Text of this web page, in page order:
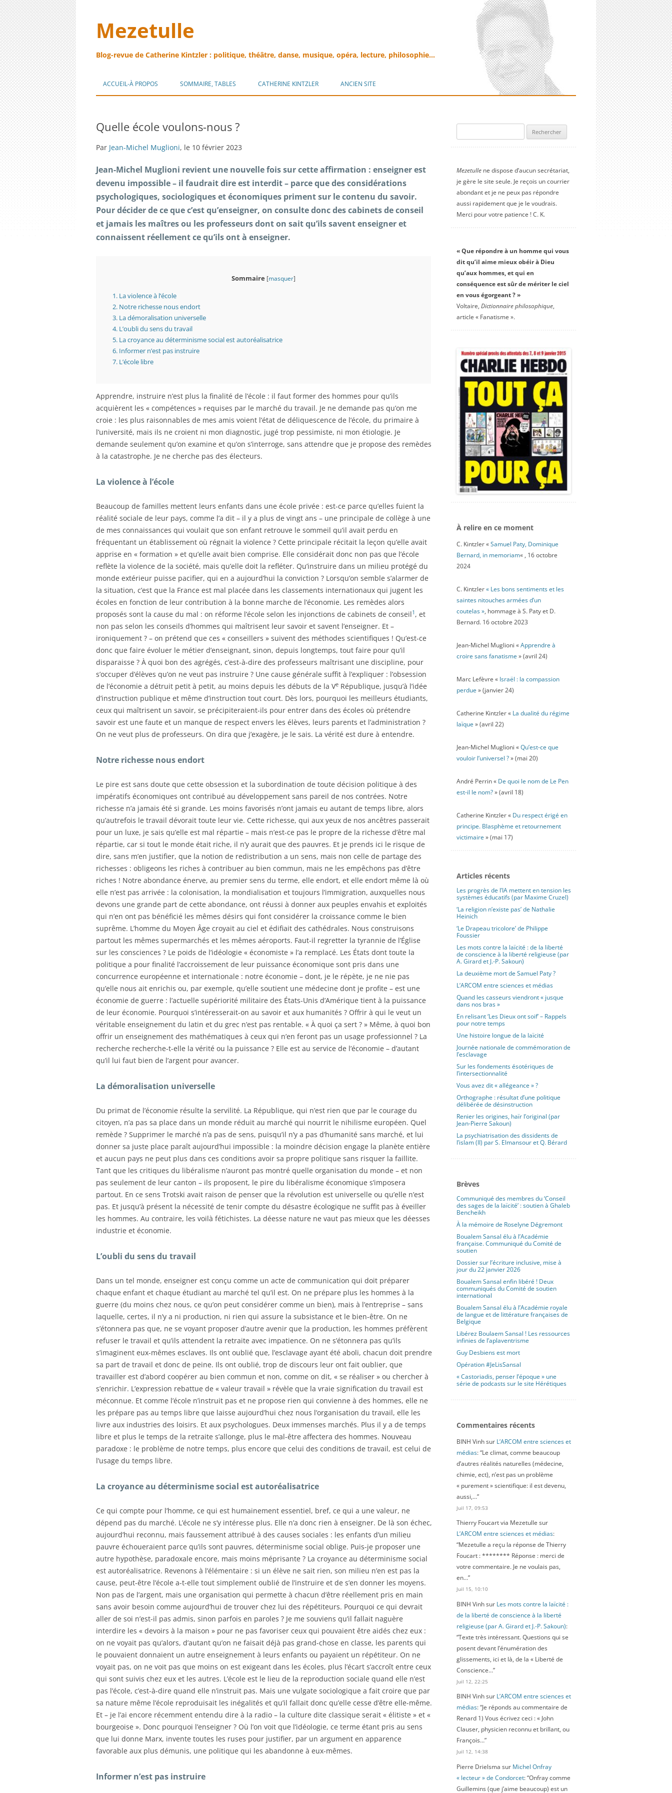
Mezetulle
Blog-revue de Catherine Kintzler : politique, théâtre, danse, musique, opéra, lecture, philosophie…
au
ACCUEIL-À PROPOS SOMMAIRE, TABLES CATHERINE KINTZLER ANCIEN SITE
Quelle école voulons-nous ?
Par Jean-Michel Muglioni, le 10 février 2023
Jean-Michel Muglioni revient une nouvelle fois sur cette affirmation : enseigner est
devenu impossible – il faudrait dire est interdit – parce que des considérations
psychologiques, sociologiques et économiques priment sur le contenu du savoir.
Pour décider de ce que c’est qu’enseigner, on consulte donc des cabinets de conseil
et jamais les maîtres ou les professeurs dont on sait qu’ils savent enseigner et
connaissent réellement ce qu’ils ont à enseigner.
Sommaire [masquer]
1. La violence à l’école
2. Notre richesse nous endort
3. La démoralisation universelle
4. L’oubli du sens du travail
5. La croyance au déterminisme social est autoréalisatrice
6. Informer n’est pas instruire
7. L’école libre
Apprendre, instruire n’est plus la finalité de l’école : il faut former des hommes pour qu’ils
acquièrent les « compétences » requises par le marché du travail. Je ne demande pas qu’on me
croie : les plus raisonnables de mes amis voient l’état de déliquescence de l’école, du primaire à
l’université, mais ils ne croient ni mon diagnostic, jugé trop pessimiste, ni mon étiologie. Je
demande seulement qu’on examine et qu’on s’interroge, sans attendre que je propose des remèdes
à la catastrophe. Je ne cherche pas des électeurs.
La violence à l’école
Beaucoup de familles mettent leurs enfants dans une école privée : est-ce parce qu’elles fuient la
réalité sociale de leur pays, comme l’a dit – il y a plus de vingt ans – une principale de collège à une
de mes connaissances qui voulait que son enfant retrouve le sommeil qu’il avait perdu en
fréquentant un établissement où régnait la violence ? Cette principale récitait la leçon qu’elle avait
apprise en « formation » et qu’elle avait bien comprise. Elle considérait donc non pas que l’école
reflète la violence de la société, mais qu’elle doit la refléter. Qu’instruire dans un milieu protégé du
monde extérieur puisse pacifier, qui en a aujourd’hui la conviction ? Lorsqu’on semble s’alarmer de
la situation, c’est que la France est mal placée dans les classements internationaux qui jugent les
écoles en fonction de leur contribution à la bonne marche de l’économie. Les remèdes alors
proposés sont la cause du mal : on réforme l’école selon les injonctions de cabinets de conseil1 , et
non pas selon les conseils d’hommes qui maîtrisent leur savoir et savent l’enseigner. Et –
ironiquement ? – on prétend que ces « conseillers » suivent des méthodes scientifiques ! Qu’est-ce
donc que faire évoluer le métier d’enseignant, sinon, depuis longtemps, tout faire pour qu’il
disparaisse ? À quoi bon des agrégés, c’est-à-dire des professeurs maîtrisant une discipline, pour
s’occuper d’élèves qu’on ne veut pas instruire ? Une cause générale suffit à l’expliquer : l’obsession
de l’économie a détruit petit à petit, au moins depuis les débuts de la Ve République, jusqu’à l’idée
d’instruction publique et même d’instruction tout court. Dès lors, pourquoi les meilleurs étudiants,
ceux qui maîtrisent un savoir, se précipiteraient-ils pour entrer dans des écoles où prétendre
savoir est une faute et un manque de respect envers les élèves, leurs parents et l’administration ?
On ne veut plus de professeurs. On dira que j’exagère, je le sais. La vérité est dure à entendre.
Notre richesse nous endort
Le pire est sans doute que cette obsession et la subordination de toute décision politique à des
impératifs économiques ont contribué au développement sans pareil de nos contrées. Notre
richesse n’a jamais été si grande. Les moins favorisés n’ont jamais eu autant de temps libre, alors
qu’autrefois le travail dévorait toute leur vie. Cette richesse, qui aux yeux de nos ancêtres passerait
pour un luxe, je sais qu’elle est mal répartie – mais n’est-ce pas le propre de la richesse d’être mal
répartie, car si tout le monde était riche, il n’y aurait que des pauvres. Et je prends ici le risque de
dire, sans m’en justifier, que la notion de redistribution a un sens, mais non celle de partage des
richesses : obligeons les riches à contribuer au bien commun, mais ne les empêchons pas d’être
riches ! Notre abondance énerve, au premier sens du terme, elle endort, et elle endort même là où
elle n’est pas arrivée : la colonisation, la mondialisation et toujours l’immigration, auxquelles nous
devons une grande part de cette abondance, ont réussi à donner aux peuples envahis et exploités
qui n’en ont pas bénéficié les mêmes désirs qui font considérer la croissance comme le bien
suprême. L’homme du Moyen Âge croyait au ciel et édifiait des cathédrales. Nous construisons
partout les mêmes supermarchés et les mêmes aéroports. Faut-il regretter la tyrannie de l’Église
sur les consciences ? Le poids de l’idéologie « économiste » l’a remplacé. Les États dont toute la
politique a pour finalité l’accroissement de leur puissance économique sont pris dans une
concurrence européenne et internationale : notre économie – dont, je le répète, je ne nie pas
qu’elle nous ait enrichis ou, par exemple, qu’elle soutient une médecine dont je profite – est une
économie de guerre : l’actuelle supériorité militaire des États-Unis d’Amérique tient à la puissance
de leur économie. Pourquoi s’intéresserait-on au savoir et aux humanités ? Offrir à qui le veut un
véritable enseignement du latin et du grec n’est pas rentable. « À quoi ça sert ? » Même, à quoi bon
offrir un enseignement des mathématiques à ceux qui n’en feront pas un usage professionnel ? La
recherche recherche-t-elle la vérité ou la puissance ? Elle est au service de l’économie – d’autant
qu’il lui faut bien de l’argent pour avancer.
La démoralisation universelle
Du primat de l’économie résulte la servilité. La République, qui n’est rien que par le courage du
citoyen, n’a pas sa place dans un monde réduit au marché qui nourrit le nihilisme européen. Quel
remède ? Supprimer le marché n’a pas de sens, puisqu’il n’y a pas d’humanité sans marché, et lui
donner sa juste place paraît aujourd’hui impossible : la moindre décision engage la planète entière
et aucun pays ne peut plus dans ces conditions avoir sa propre politique sans risquer la faillite.
Tant que les critiques du libéralisme n’auront pas montré quelle organisation du monde – et non
pas seulement de leur canton – ils proposent, le pire du libéralisme économique s’imposera
partout. En ce sens Trotski avait raison de penser que la révolution est universelle ou qu’elle n’est
pas. Et jusqu’à présent la nécessité de tenir compte du désastre écologique ne suffit pas à éveiller
les hommes. Au contraire, les voilà fétichistes. La déesse nature ne vaut pas mieux que les déesses
industrie et économie.
L’oubli du sens du travail
Dans un tel monde, enseigner est conçu comme un acte de communication qui doit préparer
chaque enfant et chaque étudiant au marché tel qu’il est. On ne prépare plus les hommes à la
guerre (du moins chez nous, ce qu’on peut considérer comme un bien), mais à l’entreprise – sans
laquelle, certes, il n’y a ni production, ni rien qui assure la subsistance et le bien-être. On ne
s’étonnera pas que, ne se voyant proposer d’autre avenir que la production, les hommes préfèrent
refuser le travail et qu’ils attendent la retraite avec impatience. On ne s’étonnera pas qu’ils
s’imaginent eux-mêmes esclaves. Ils ont oublié que, l’esclavage ayant été aboli, chacun doit prendre
sa part de travail et donc de peine. Ils ont oublié, trop de discours leur ont fait oublier, que
travailler est d’abord coopérer au bien commun et non, comme on dit, « se réaliser » ou chercher à
s’enrichir. L’expression rebattue de « valeur travail » révèle que la vraie signification du travail est
méconnue. Et comme l’école n’instruit pas et ne propose rien qui convienne à des hommes, elle ne
les prépare pas au temps libre que laisse aujourd’hui chez nous l’organisation du travail, elle les
livre aux industries des loisirs. Et aux psychologues. Deux immenses marchés. Plus il y a de temps
libre et plus le temps de la retraite s’allonge, plus le mal-être affectera des hommes. Nouveau
paradoxe : le problème de notre temps, plus encore que celui des conditions de travail, est celui de
l’usage du temps libre.
La croyance au déterminisme social est autoréalisatrice
Ce qui compte pour l’homme, ce qui est humainement essentiel, bref, ce qui a une valeur, ne
dépend pas du marché. L’école ne s’y intéresse plus. Elle n’a donc rien à enseigner. De là son échec,
aujourd’hui reconnu, mais faussement attribué à des causes sociales : les enfants d’un milieu
pauvre échoueraient parce qu’ils sont pauvres, déterminisme social oblige. Puis-je proposer une
autre hypothèse, paradoxale encore, mais moins méprisante ? La croyance au déterminisme social
est autoréalisatrice. Revenons à l’élémentaire : si un élève ne sait rien, son milieu n’en est pas la
cause, peut-être l’école a-t-elle tout simplement oublié de l’instruire et de s’en donner les moyens.
Non pas de l’argent, mais une organisation qui permette à chacun d’être réellement pris en main
sans avoir besoin comme aujourd’hui de trouver chez lui des répétiteurs. Pourquoi ce qui devrait
aller de soi n’est-il pas admis, sinon parfois en paroles ? Je me souviens qu’il fallait naguère
interdire les « devoirs à la maison » pour ne pas favoriser ceux qui pouvaient être aidés chez eux :
on ne voyait pas qu’alors, d’autant qu’on ne faisait déjà pas grand-chose en classe, les parents qui
le pouvaient donnaient un autre enseignement à leurs enfants ou payaient un répétiteur. On ne
voyait pas, on ne voit pas que moins on est exigeant dans les écoles, plus l’écart s’accroît entre ceux
qui sont suivis chez eux et les autres. L’école est le lieu de la reproduction sociale quand elle n’est
pas l’école, c’est-à-dire quand elle n’instruit pas. Mais une vulgate sociologique a fait croire que par
sa nature même l’école reproduisait les inégalités et qu’il fallait donc qu’elle cesse d’être elle-même.
Et – je l’ai encore récemment entendu dire à la radio – la culture dite classique serait « élitiste » et «
bourgeoise ». Donc pourquoi l’enseigner ? Où l’on voit que l’idéologie, ce terme étant pris au sens
que lui donne Marx, invente toutes les ruses pour justifier, par un argument en apparence
favorable aux plus démunis, une politique qui les abandonne à eux-mêmes.
Informer n’est pas instruire
Mezetullene dispose d’aucun secrétariat,
je gère le site seule. Je reçois un courrier
abondant et je ne peux pas répondre
aussi rapidement que je le voudrais.
Merci pour votre patience ! C. K.
« Que répondre à un homme qui vous
dit qu’il aime mieux obéir à Dieu
qu’aux hommes, et qui en
conséquence est sûr de mériter le ciel
en vous égorgeant ? »
Voltaire, Dictionnaire philosophique,
article « Fanatisme ».
À relire en ce moment
C. Kintzler «Samuel Paty, Dominique
Bernard, in memoriam« , 16 octobre
2024
C. Kintzler« Les bons sentiments et les
saintes nitouches armées d’un
coutelas », hommage à S. Paty et D.
Bernard. 16 octobre 2023
Jean-Michel Muglioni «Apprendre à
croire sans fanatisme » (avril 24)
Marc Lefèvre « Israël : la compassion
perdue » (janvier 24)
Catherine Kintzler « La dualité du régime
laïque » (avril 22)
Jean-Michel Muglioni «Qu’est-ce que
vouloir l’universel ?» (mai 20)
André Perrin « De quoi le nom de Le Pen
est-il le nom?» (avril 18)
Catherine Kintzler « Du respect érigé en
principe. Blasphème et retournement
victimaire » (mai 17)
Articles récents
Les progrès de l’IA mettent en tension les
systèmes éducatifs (par Maxime Cruzel)
‘La religion n’existe pas’ de Nathalie
Heinich
‘Le Drapeau tricolore’ de Philippe
Foussier
Les mots contre la laïcité : de la liberté
de conscience à la liberté religieuse (par
A. Girard et J.-P. Sakoun)
La deuxième mort de Samuel Paty ?
L’ARCOM entre sciences et médias
Quand les casseurs viendront « jusque
dans nos bras »
En relisant ‘Les Dieux ont soif’ – Rappels
pour notre temps
Une histoire longue de la laïcité
Journée nationale de commémoration de
l’esclavage
Sur les fondements ésotériques de
l’intersectionnalité
Vous avez dit « allégeance » ?
Orthographe : résultat d’une politique
délibérée de désinstruction
Renier les origines, haïr l’original (par
Jean-Pierre Sakoun)
La psychiatrisation des dissidents de
l’islam (II) par S. Elmansour et Q. Bérard
Brèves
Communiqué des membres du ‘Conseil
des sages de la laïcité’ : soutien à Ghaleb
Bencheikh
À la mémoire de Roselyne Dégremont
Boualem Sansal élu à l’Académie
française. Communiqué du Comité de
soutien
Dossier sur l’écriture inclusive, mise à
jour du 22 janvier 2026
Boualem Sansal enfin libéré ! Deux
communiqués du Comité de soutien
international
Boualem Sansal élu à l’Académie royale
de langue et de littérature françaises de
Belgique
Libérez Boulaem Sansal ! Les ressources
infinies de l’aplaventrisme
Guy Desbiens est mort
Opération #JeLisSansal
« Castoriadis, penser l’époque » une
série de podcasts sur le site Hérétiques
Commentaires récents
BINH Vinhsur L’ARCOM entre sciences et
médias: “Le climat, comme beaucoup
d’autres réalités naturelles (médecine,
chimie, ect), n’est pas un problème
« purement » scientifique: il est devenu,
aussi,…”
Juil 17, 09:53
Thierry Foucart via Mezetulle sur
L’ARCOM entre sciences et médias:
“Mezetulle a reçu la réponse de Thierry
Foucart : ******** Réponse : merci de
votre commentaire. Je ne voulais pas,
en…”
Juil 15, 10:10
BINH Vinhsur Les mots contre la laïcité :
de la liberté de conscience à la liberté
religieuse (par A. Girard et J.-P. Sakoun):
“Texte très intéressant. Questions qui se
posent devant l’énumération des
glissements, ici et là, de la « Liberté de
Conscience…”
Juil 12, 22:25
BINH Vinhsur L’ARCOM entre sciences et
médias: “Je réponds au commentaire de
Renard 1) Vous écrivez ceci : « John
Clauser, physicien reconnu et brillant, ou
François…”
Juil 12, 14:38
Pierre Drielsma sur Michel Onfray
« lecteur » de Condorcet: “Onfray comme
Guillemins (que j’aime beaucoup) est un